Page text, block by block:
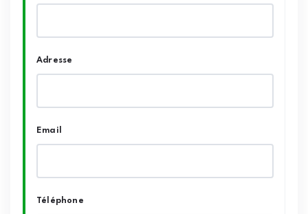
Adresse
Email
Téléphone